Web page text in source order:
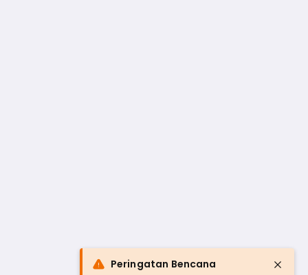
Peringatan Bencana